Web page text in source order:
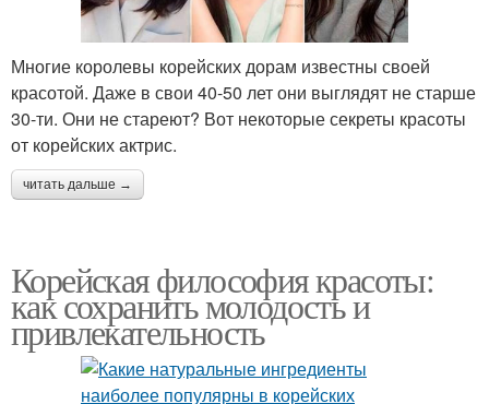
Многие королевы корейских дорам известны своей
красотой. Даже в свои 40-50 лет они выглядят не старше
30-ти. Они не стареют? Вот некоторые секреты красоты
от корейских актрис.
читать дальше →
Корейская философия красоты:
как сохранить молодость и
привлекательность